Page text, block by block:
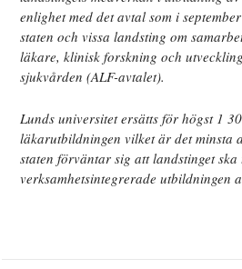
enlighet med det avtal som i
staten och vissa landsting om
läkare, klinisk forskning och
sjukvården (ALF-avtalet).
Lunds universitet ersätts för högst 1
läkarutbildningen vilket är det minsta
staten förväntar sig att landstinget ska
verksamhetsintegrerade utbildningen